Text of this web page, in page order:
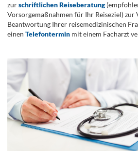
zurschriftlichen Reiseberatung
Vorsorgemaßnahmen für Ihr Reiseziel) zur
Beantwortung Ihrer reisemedizinischen
einen Telefontermin mit einem Facharzt